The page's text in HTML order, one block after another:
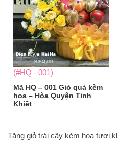
(#HQ - 001)
Mã HQ – 001 Giỏ quả kèm
hoa – Hòa Quyện Tinh
Khiết
Tặng giỏ trái cây kèm hoa tươi